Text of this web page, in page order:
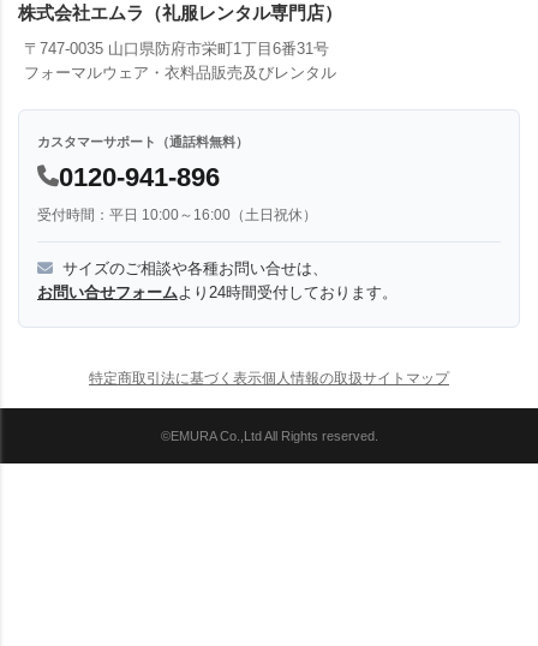
株式会社エムラ（礼服レンタル専門店）
〒747-0035 山口県防府市栄町1丁目6番31号
フォーマルウェア・衣料品販売及びレンタル
カスタマーサポート（通話料無料）
0120-941-896
受付時間：平日 10:00～16:00（土日祝休）
サイズのご相談や各種お問い合せは、
お問い合せフォーム より24時間受付しております。
特定商取引法に基づく表示個人情報の取扱サイトマップ
©EMURA Co.,Ltd All Rights reserved.